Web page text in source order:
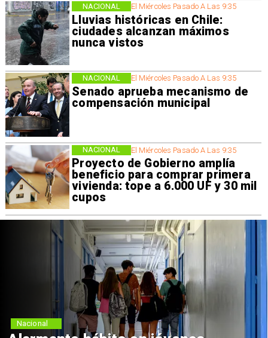
El Miércoles Pasado A Las 9:35
Lluvias históricas en Chile:
ciudades alcanzan máximos
nunca vistos
NACIONAL
El Miércoles Pasado A Las 9:35
Senado aprueba mecanismo de
compensación municipal
NACIONAL
El Miércoles Pasado A Las 9:35
Proyecto de Gobierno amplía
beneficio para comprar primera
vivienda: tope a 6.000 UF y 30 mil
cupos
NACIONAL
Nacional